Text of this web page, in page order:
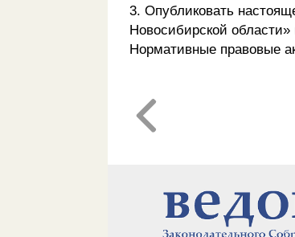
3. Опубликовать
Новосибирской
Нормативные правовые